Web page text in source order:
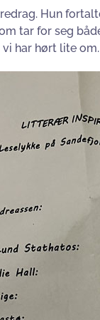
Hun
tar for seg
vi har hørt lite om.